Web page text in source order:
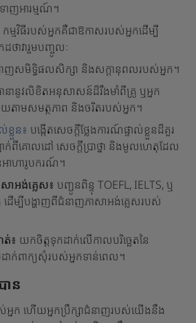
ាញអារម្មណ៍។
កម្មវិធីរបស់អ្នកគឺជាឱកាសរបស់អ្នកដើម្បី
ដថាវារួមបញ្ចូលៈ
ាញសមិទ្ធិផលសិក្សា និងសក្តានុពលរបស់អ្នក។
នានូវលិខិតអនុសាសន៍ដ៏រឹងមាំពីគ្រូ ឬអ្នក
ាមសមត្ថភាព និងចរិតរបស់អ្នក។
ខ្លួន៖ បង្កើតសេចក្តីថ្លែងការណ៍ផ្ទាល់ខ្លួនដ៏គួរ
ក់ពីគោលដៅ សេចក្តីប្រាថ្នា និងមូលហេតុដែល
ាហារូបករណ៍។
ាអង់គ្លេស៖ បញ្ជូនពិន្ទុ TOEFL, ​​IELTS, ឬ
ើម្បីបង្ហាញពីជំនាញភាសាអង់គ្លេសរបស់
៖ យកចិត្តទុកដាក់លើកាលបរិច្ឆេតនៃ
ក់ពាក្យសុំរបស់អ្នកទាន់ពេល។
ាន
នក ហើយអ្នកប្រឹក្សាជំនាញរបស់យើងនឹង